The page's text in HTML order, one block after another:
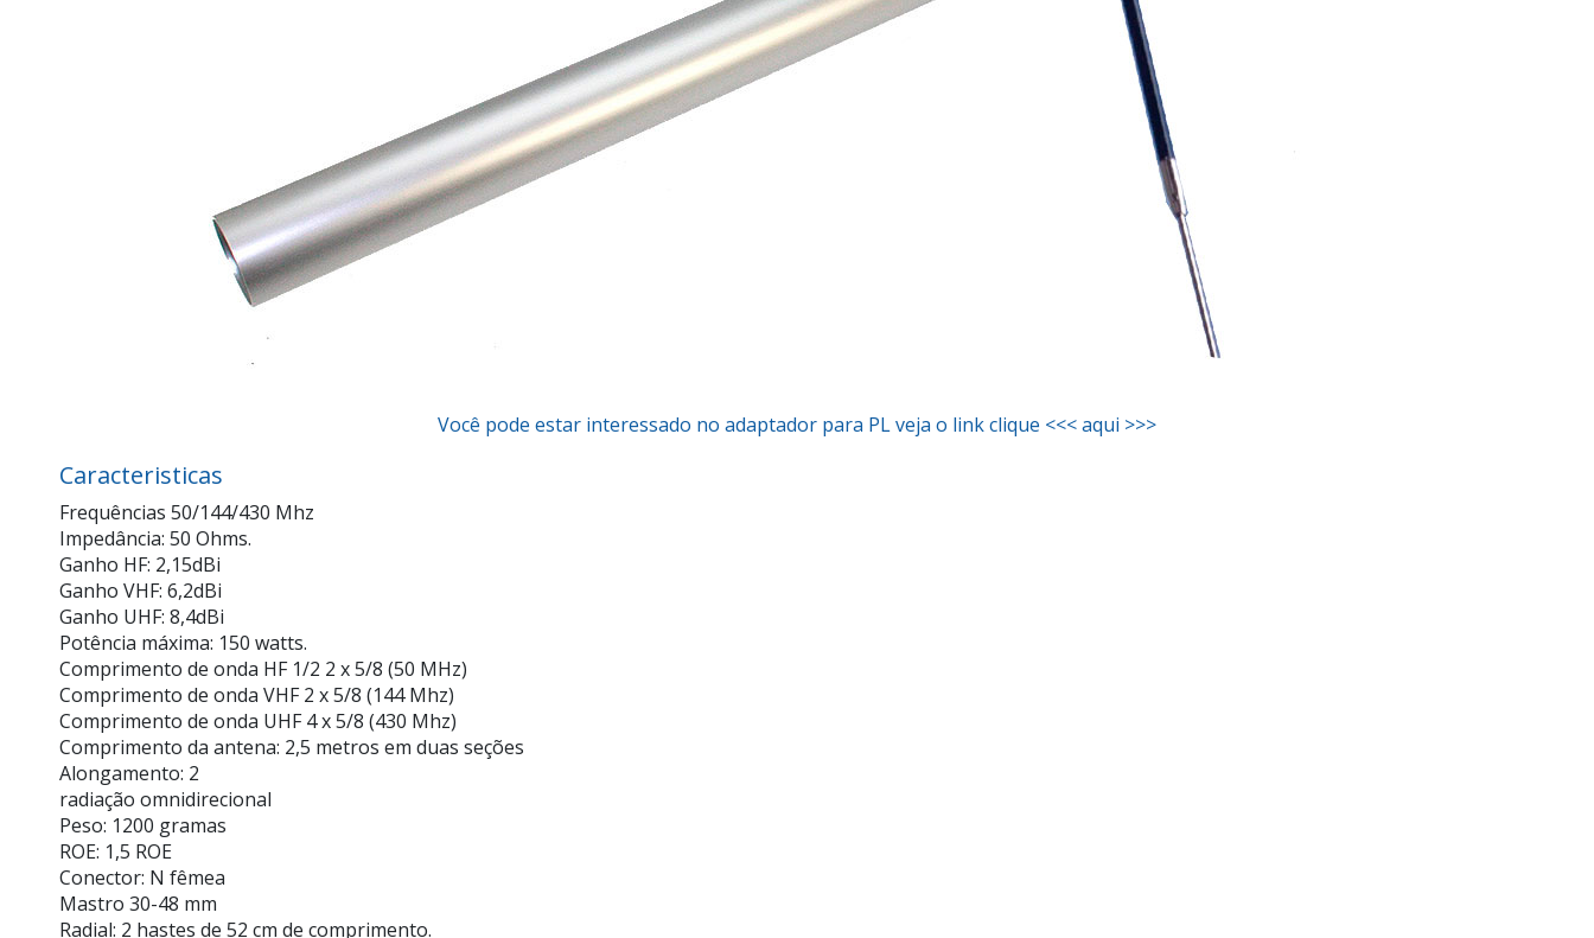
Você pode estar interessado no adaptador para PL veja o link clique <<< aqui >>>
Caracteristicas
Frequências 50/144/430 Mhz
Impedância: 50 Ohms.
Ganho HF: 2,15dBi
Ganho VHF: 6,2dBi
Ganho UHF: 8,4dBi
Potência máxima: 150 watts.
Comprimento de onda HF 1/2 2 x 5/8 (50 MHz)
Comprimento de onda VHF 2 x 5/8 (144 Mhz)
Comprimento de onda UHF 4 x 5/8 (430 Mhz)
Comprimento da antena: 2,5 metros em duas seções
Alongamento: 2
radiação omnidirecional
Peso: 1200 gramas
ROE: 1,5 ROE
Conector: N fêmea
Mastro 30-48 mm
Radial: 2 hastes de 52 cm de comprimento.